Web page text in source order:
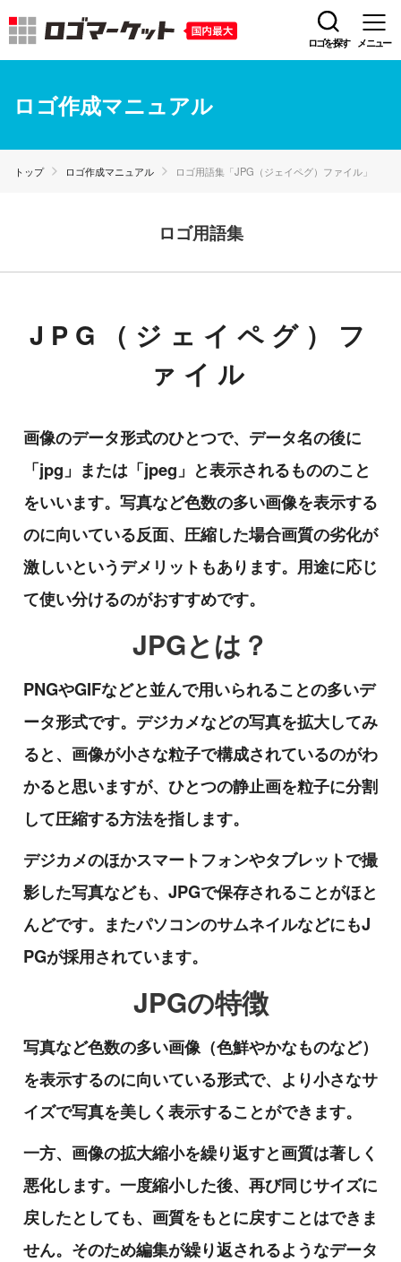
ロゴを探す メニュー
ロゴ作成マニュアル
トップ ロゴ作成マニュアル ロゴ用語集「JPG（ジェイペグ）ファイル」
ロゴ用語集
JPG（ジェイペグ）フ
ァイル
画像のデータ形式のひとつで、データ名の後に
「jpg」または「jpeg」と表示されるもののこと
をいいます。写真など色数の多い画像を表示する
のに向いている反面、圧縮した場合画質の劣化が
激しいというデメリットもあります。用途に応じ
て使い分けるのがおすすめです。
JPGとは？
PNGやGIFなどと並んで用いられることの多いデ
ータ形式です。デジカメなどの写真を拡大してみ
ると、画像が小さな粒子で構成されているのがわ
かると思いますが、ひとつの静止画を粒子に分割
して圧縮する方法を指します。
デジカメのほかスマートフォンやタブレットで撮
影した写真なども、JPGで保存されることがほと
んどです。またパソコンのサムネイルなどにもJ
PGが採用されています。
JPGの特徴
写真など色数の多い画像（色鮮やかなものなど）
を表示するのに向いている形式で、より小さなサ
イズで写真を美しく表示することができます。
一方、画像の拡大縮小を繰り返すと画質は著しく
悪化します。一度縮小した後、再び同じサイズに
戻したとしても、画質をもとに戻すことはできま
せん。そのため編集が繰り返されるようなデータ